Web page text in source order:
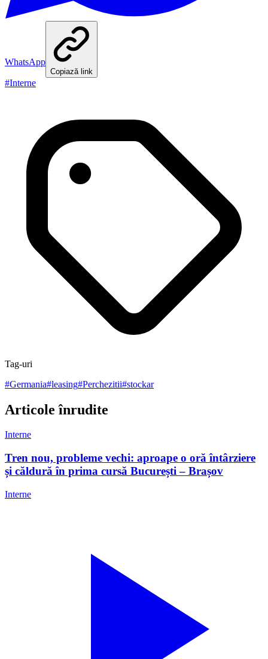
WhatsApp
Copiază link
#Interne
Tag-uri
#Germania#leasing#Perchezitii#stockar
Articole înrudite
Interne
Tren nou, probleme vechi: aproape o oră întârziere
și căldură în prima cursă București – Brașov
Interne